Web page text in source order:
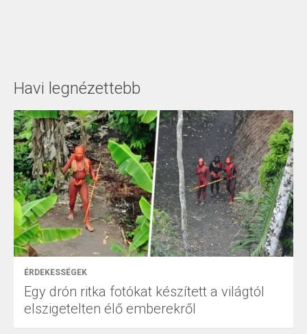
Havi legnézettebb
ÉRDEKESSÉGEK
Egy drón ritka fotókat készített a világtól
elszigetelten élő emberekről